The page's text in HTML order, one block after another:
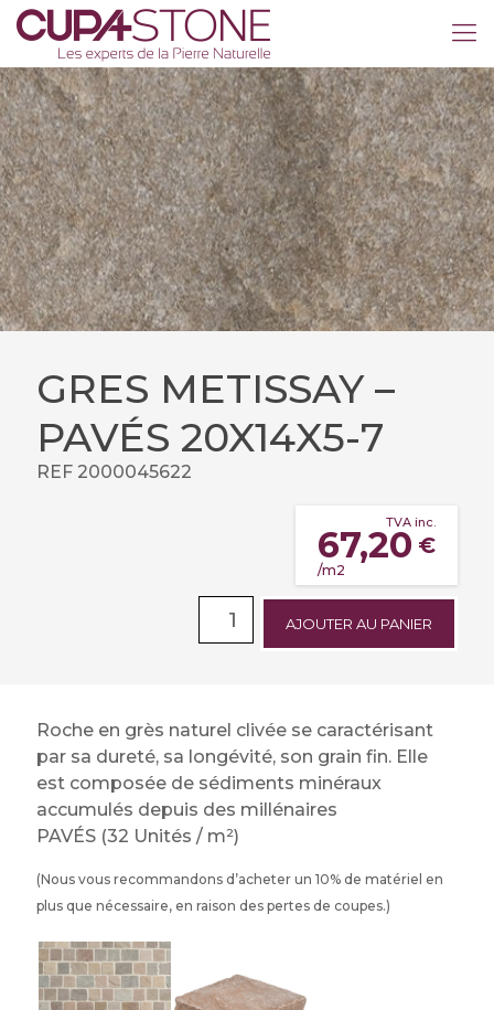
GRES METISSAY –
PAVÉS 20X14X5-7
REF 2000045622
67,20 €
TVA inc.
/m2
AJOUTER AU PANIER
Roche en grès naturel clivée se caractérisant
par sa dureté, sa longévité, son grain fin. Elle
est composée de sédiments minéraux
accumulés depuis des millénaires
PAVÉS (32 Unités / m²)
(Nous vous recommandons d’acheter un 10% de matériel en
plus que nécessaire, en raison des pertes de coupes.)